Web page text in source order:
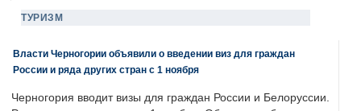
ТУРИЗМ
Власти Черногории объявили о введении виз для граждан
России и ряда других стран с 1 ноября
Черногория вводит визы для граждан России и Белоруссии.